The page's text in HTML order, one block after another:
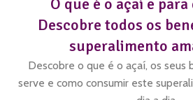
Descobre todos os
superalimento
Descobre o que é o açaí, os seus
serve e como consumir este